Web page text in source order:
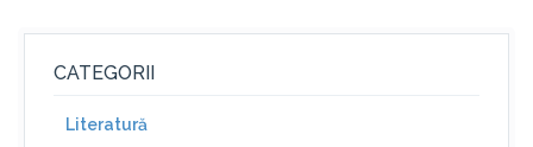
CATEGORII
Literatură